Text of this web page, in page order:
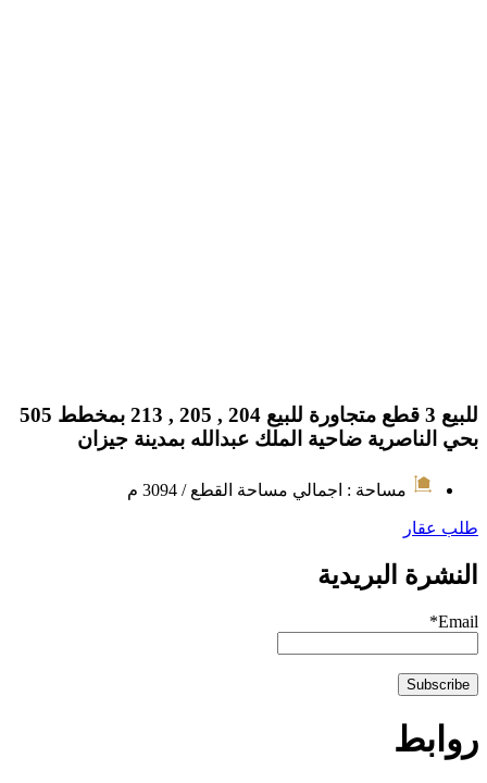
للبيع 3 قطع متجاورة للبيع 204 , 205 , 213 بمخطط 505
بحي الناصرية ضاحية الملك عبدالله بمدينة جيزان
مساحة : اجمالي مساحة القطع / 3094 م
طلب عقار
النشرة البريدية
Email*
روابط